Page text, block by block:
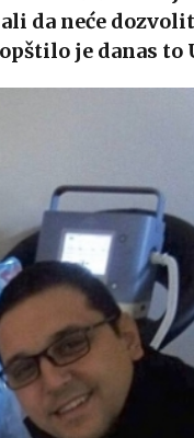
da neće
je danas to